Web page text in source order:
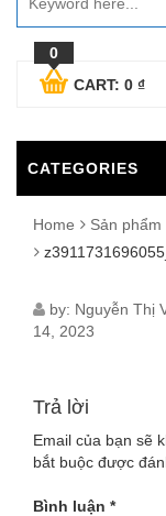
0
CART: 0 ₫
CATEGORIES
Home Sản phẩm
by: Nguyễn Thị
14, 2023
Trả lời
Email của bạn sẽ
bắt buộc được
Bình luận *